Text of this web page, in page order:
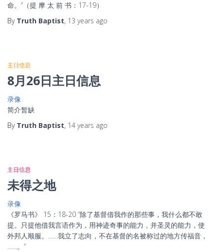
命。”（提 摩 太 前 书：17-19）
By Truth Baptist, 13 years ago
主日信息
8月26日主日信息
录像
简介暂缺
By Truth Baptist, 14 years ago
主日信息
未得之地
录像
《罗马书》 15：18-20 “除了基督借我作的那些事，我什么都不敢
提。只提他借我言语作为，用神迹奇事的能力，并圣灵的能力，使
外邦人顺服。……我立了志向，不在基督的名被称过的地方传福音，
……。”